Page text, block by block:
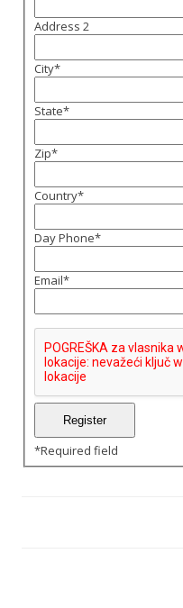
Address 2
City*
State*
Zip*
Country*
Day Phone*
Email*
*Required field